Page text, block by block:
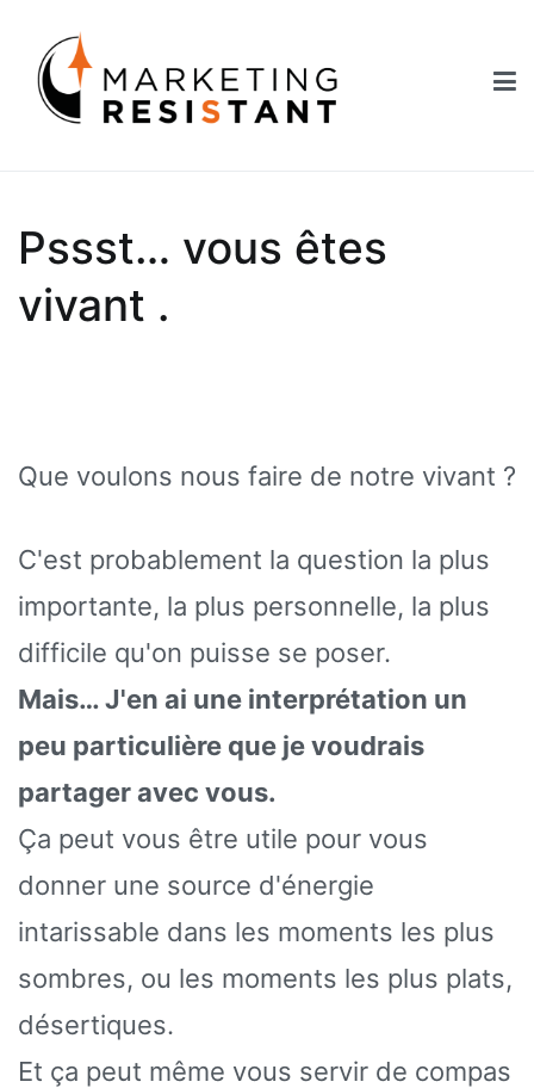
contenu
Pssst… vous êtes
vivant .
Que voulons nous faire de notre vivant ?
C'est probablement la question la plus
importante, la plus personnelle, la plus
difficile qu'on puisse se poser.
Mais… J'en ai une interprétation un
peu particulière que je voudrais
partager avec vous.
Ça peut vous être utile pour vous
donner une source d'énergie
intarissable dans les moments les plus
sombres, ou les moments les plus plats,
désertiques.
Et ça peut même vous servir de compas